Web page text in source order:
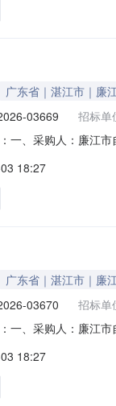
广东省｜湛江市｜廉
03669 招标单
一、采购人：廉江
18:27
广东省｜湛江市｜廉
03670 招标单
一、采购人：廉江
18:27